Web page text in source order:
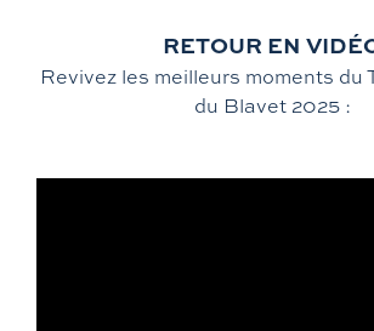
RETOUR EN
Revivez les meilleurs moments du
du Blavet 2025 :